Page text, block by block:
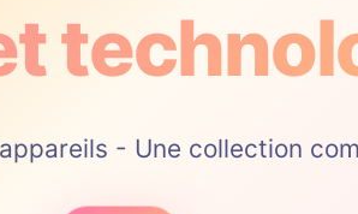
- Une collection